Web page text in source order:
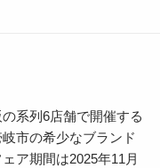
系列6店舗で開催する
市の希少なブランド
ア期間は2025年11月